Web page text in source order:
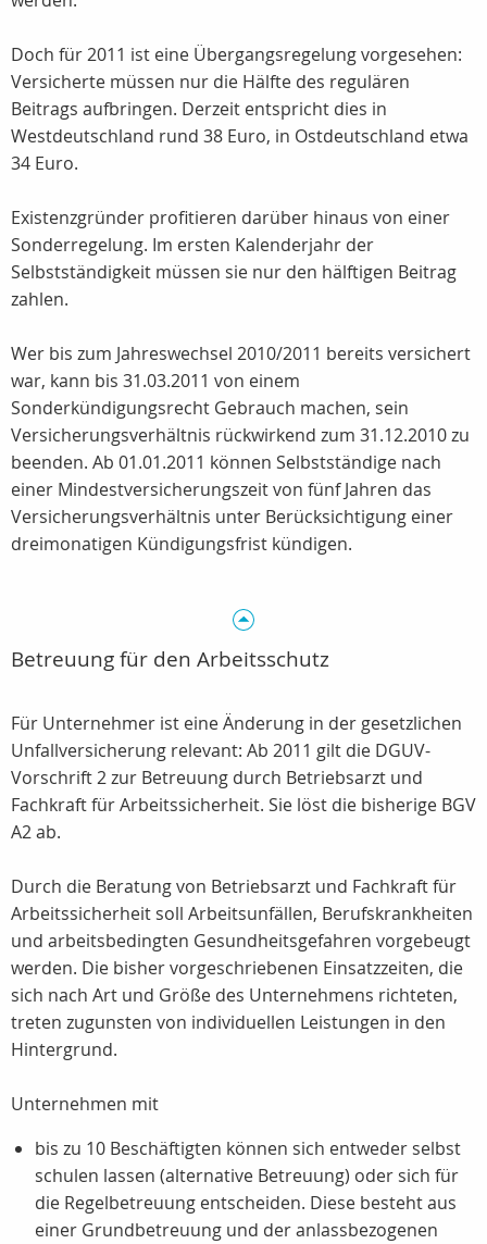
Doch für 2011 ist eine Übergangsregelung vorgesehen:
Versicherte müssen nur die Hälfte des regulären
Beitrags aufbringen. Derzeit entspricht dies in
Westdeutschland rund 38 Euro, in Ostdeutschland etwa
34 Euro.
Existenzgründer profitieren darüber hinaus von einer
Sonderregelung. Im ersten Kalenderjahr der
Selbstständigkeit müssen sie nur den hälftigen Beitrag
zahlen.
Wer bis zum Jahreswechsel 2010/2011 bereits versichert
war, kann bis 31.03.2011 von einem
Sonderkündigungsrecht Gebrauch machen, sein
Versicherungsverhältnis rückwirkend zum 31.12.2010 zu
beenden. Ab 01.01.2011 können Selbstständige nach
einer Mindestversicherungszeit von fünf Jahren das
Versicherungsverhältnis unter Berücksichtigung einer
dreimonatigen Kündigungsfrist kündigen.
Betreuung für den Arbeitsschutz
Für Unternehmer ist eine Änderung in der gesetzlichen
Unfallversicherung relevant: Ab 2011 gilt die DGUV-
Vorschrift 2 zur Betreuung durch Betriebsarzt und
Fachkraft für Arbeitssicherheit. Sie löst die bisherige BGV
A2 ab.
Durch die Beratung von Betriebsarzt und Fachkraft für
Arbeitssicherheit soll Arbeitsunfällen, Berufskrankheiten
und arbeitsbedingten Gesundheitsgefahren vorgebeugt
werden. Die bisher vorgeschriebenen Einsatzzeiten, die
sich nach Art und Größe des Unternehmens richteten,
treten zugunsten von individuellen Leistungen in den
Hintergrund.
Unternehmen mit
bis zu 10 Beschäftigten können sich entweder selbst
schulen lassen (alternative Betreuung) oder sich für
die Regelbetreuung entscheiden. Diese besteht aus
einer Grundbetreuung und der anlassbezogenen